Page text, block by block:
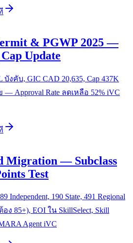
& PGWP 2025 —
Update
บังคับ, GIC CAD 20,635, Cap 437K
— Approval Rate ลดเหลือ 52% iVC
Migration — Subclass
Test
Independent, 190 State, 491 Regional
ง 85+), EOI ใน SkillSelect, Skill
Agent iVC